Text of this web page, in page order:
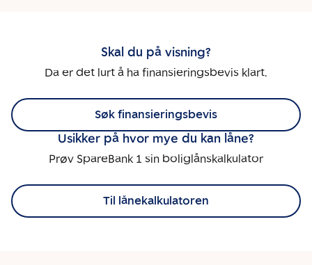
Skal du på visning?
Da er det lurt å ha finansieringsbevis klart.
Søk finansieringsbevis
Usikker på hvor mye du kan låne?
Prøv SpareBank 1 sin boliglånskalkulator
Til lånekalkulatoren